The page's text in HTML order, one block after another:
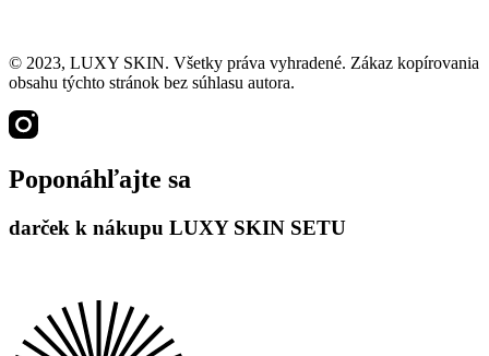
© 2023, LUXY SKIN. Všetky práva vyhradené. Zákaz kopírovania
obsahu týchto stránok bez súhlasu autora.
Poponáhľajte sa
darček k nákupu LUXY SKIN SETU